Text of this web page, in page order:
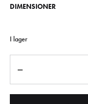
DIMENSIONER
I lager